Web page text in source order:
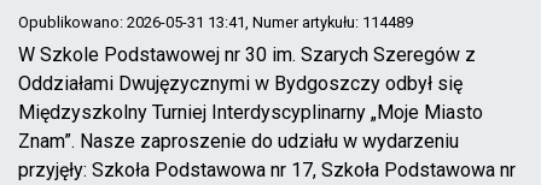
Opublikowano: 2026-05-31 13:41 , Numer artykułu: 114489
W Szkole Podstawowej nr 30 im. Szarych Szeregów z
Oddziałami Dwujęzycznymi w Bydgoszczy odbył się
Międzyszkolny Turniej Interdyscyplinarny „Moje Miasto
Znam”. Nasze zaproszenie do udziału w wydarzeniu
przyjęły: Szkoła Podstawowa nr 17, Szkoła Podstawowa nr